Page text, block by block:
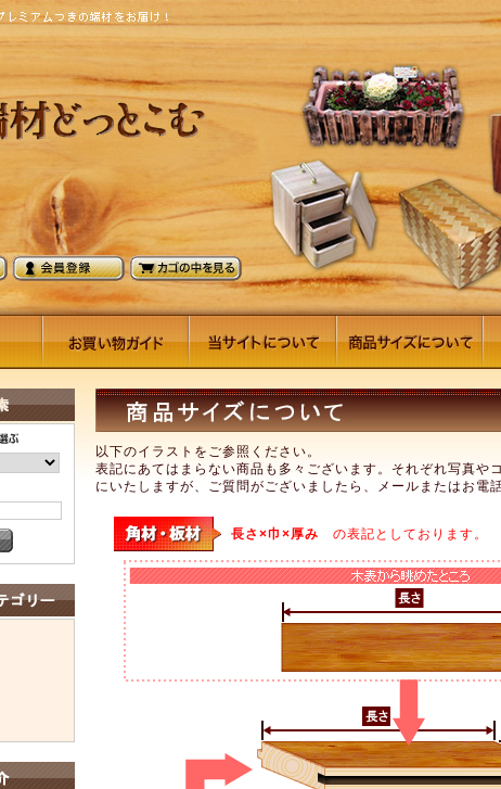
以下のイラストをご参照ください。
表記にあてはまらない商品も多々ございます。それぞれ写真や
にいたしますが、ご質問がございましたら、メールまたはお電
長さ×巾×厚み の表記としております。